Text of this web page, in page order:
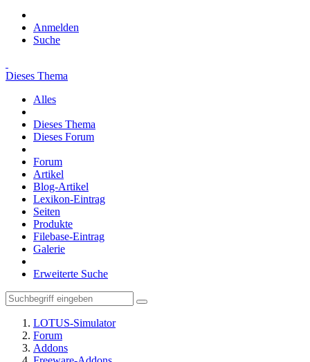
Anmelden
Suche
Dieses Thema
Alles
Dieses Thema
Dieses Forum
Forum
Artikel
Blog-Artikel
Lexikon-Eintrag
Seiten
Produkte
Filebase-Eintrag
Galerie
Erweiterte Suche
LOTUS-Simulator
Forum
Addons